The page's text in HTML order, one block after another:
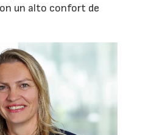
un alto confort de